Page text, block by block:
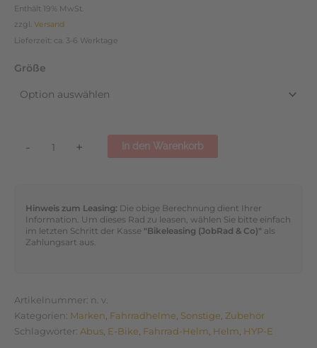
Enthält 19% MwSt.
zzgl. Versand
Lieferzeit: ca. 3-6 Werktage
Größe
- + In den Warenkorb
Hinweis zum Leasing: Die obige Berechnung dient Ihrer
Information. Um dieses Rad zu leasen, wählen Sie bitte einfach
im letzten Schritt der Kasse "Bikeleasing (JobRad & Co)" als
Zahlungsart aus.
Artikelnummer: n. v.
Kategorien: Marken, Fahrradhelme, Sonstige, Zubehör
Schlagwörter: Abus, E-Bike, Fahrrad-Helm, Helm, HYP-E